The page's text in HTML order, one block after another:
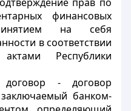
финансовых
на себя
в соответствии
Республики
договор - договор
банком-